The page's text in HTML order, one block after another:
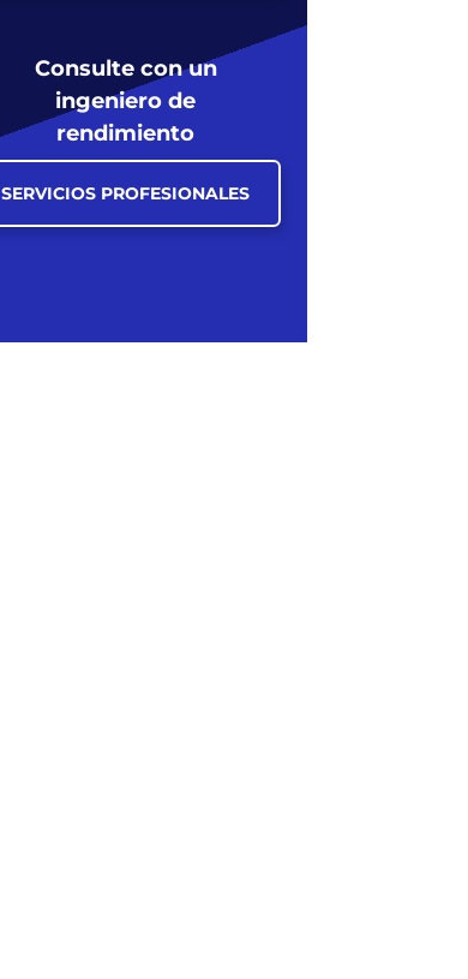
Consulte con un
ingeniero de
rendimiento
SERVICIOS PROFESIONALES